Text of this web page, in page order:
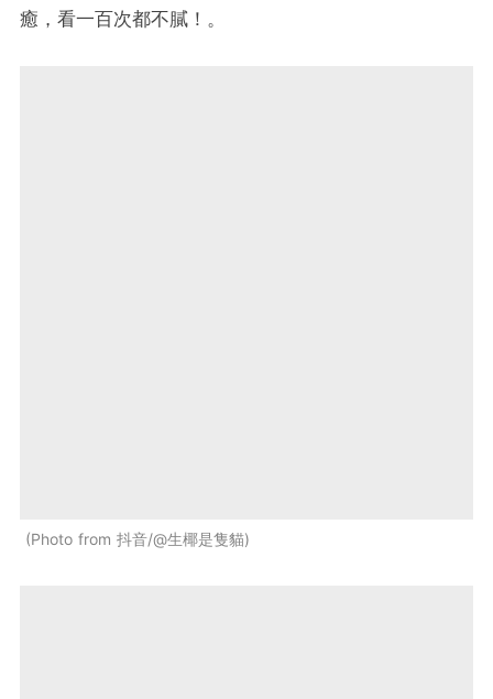
癒，看一百次都不膩！。
Photo from 抖音/@生椰是隻貓